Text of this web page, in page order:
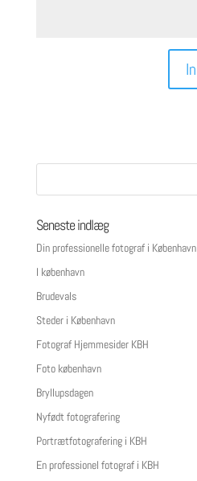
Seneste indlæg
Din professionelle fotograf i København
I københavn
Brudevals
Steder i København
Fotograf Hjemmesider KBH
Foto københavn
Bryllupsdagen
Nyfødt fotografering
Portrætfotografering i KBH
En professionel fotograf i KBH